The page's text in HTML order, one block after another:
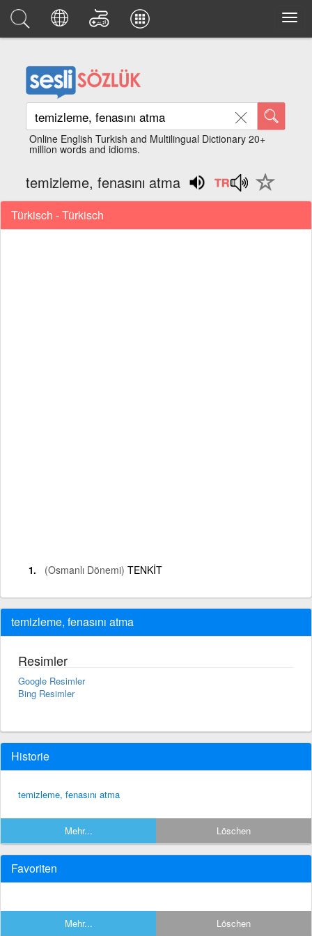
Online English Turkish and Multilingual Dictionary 20+
million words and idioms.
temizleme, fenasını atma
Türkisch - Türkisch
(Osmanlı Dönemi) TENKİT
temizleme, fenasını atma
Resimler
Google Resimler
Bing Resimler
Historie
temizleme, fenasını atma
Mehr... Löschen
Favoriten
Mehr... Löschen